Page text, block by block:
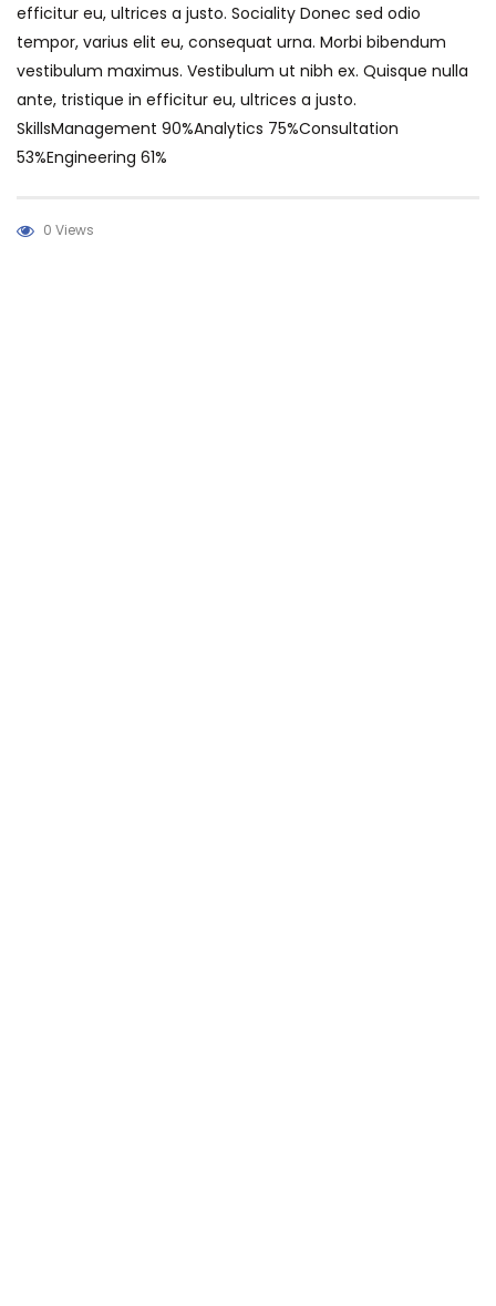
efficitur eu, ultrices a justo. Sociality Donec sed odio
tempor, varius elit eu, consequat urna. Morbi bibendum
vestibulum maximus. Vestibulum ut nibh ex. Quisque nulla
ante, tristique in efficitur eu, ultrices a justo.
SkillsManagement 90%Analytics 75%Consultation
53%Engineering 61%
0 Views